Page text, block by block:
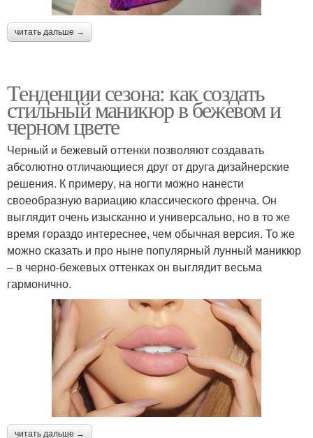
читать дальше →
Тенденции сезона: как создать
стильный маникюр в бежевом и
черном цвете
Черный и бежевый оттенки позволяют создавать
абсолютно отличающиеся друг от друга дизайнерские
решения. К примеру, на ногти можно нанести
своеобразную вариацию классического френча. Он
выглядит очень изысканно и универсально, но в то же
время гораздо интереснее, чем обычная версия. То же
можно сказать и про ныне популярный лунный маникюр
– в черно-бежевых оттенках он выглядит весьма
гармонично.
читать дальше →